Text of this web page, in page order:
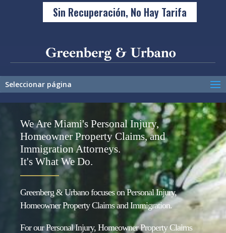
Sin Recuperación, No Hay Tarifa
Seleccionar página
We Are Miami's Personal Injury,
Homeowner Property Claims, and
Immigration Attorneys.
It's What We Do.
_______
Greenberg & Urbano focuses on Personal Injury,
Homeowner Property Claims and Immigration.
For our Personal Injury, Homeowner Property Claims